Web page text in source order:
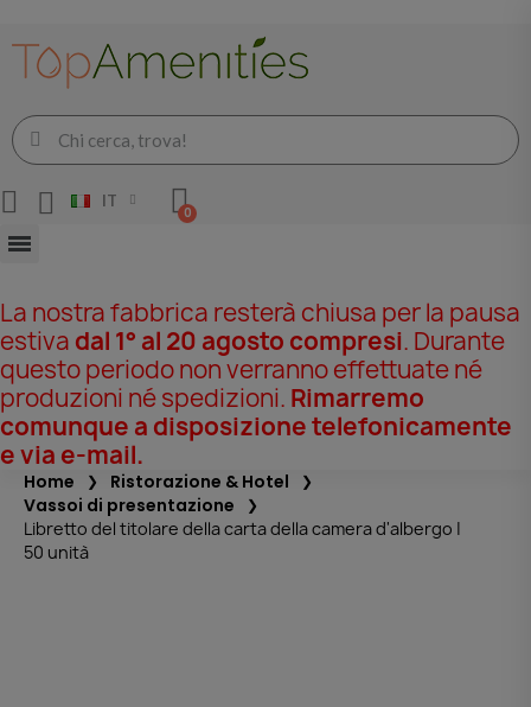
IT
La nostra fabbrica resterà chiusa per la pausa
estiva dal 1° al 20 agosto compresi. Durante
questo periodo non verranno effettuate né
produzioni né spedizioni. Rimarremo
comunque a disposizione telefonicamente
e via e-mail.
Home
Ristorazione & Hotel
Vassoi di presentazione
Libretto del titolare della carta della camera d'albergo |
50 unità